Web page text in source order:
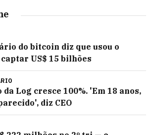
do bitcoin diz que usou o
US$ 15 bilhões
Log cresce 100%. 'Em 18 anos,
diz CEO